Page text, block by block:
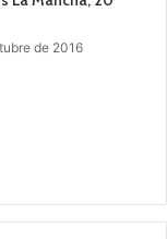
de 2016